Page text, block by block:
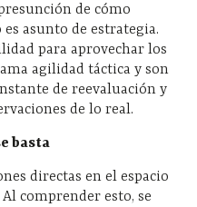
de cómo
asunto de estrategia.
para aprovechar los
agilidad táctica y son
de reevaluación y
de lo real.
basta
directas en el espacio
comprender esto, se